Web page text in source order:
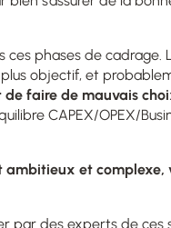
ces phases de cadrage.
objectif, et
de faire de mauvais
CAPEX/OPEX/
ambitieux et complexe,
par des experts de ces